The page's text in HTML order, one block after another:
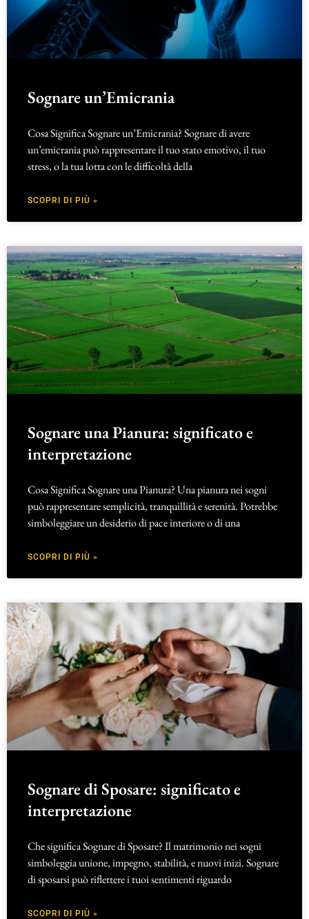
Sognare un’Emicrania
Cosa Significa Sognare un’Emicrania? Sognare di avere
un’emicrania può rappresentare il tuo stato emotivo, il tuo
stress, o la tua lotta con le difficoltà della
SCOPRI DI PIÙ »
Sognare una Pianura: significato e
interpretazione
Cosa Significa Sognare una Pianura? Una pianura nei sogni
può rappresentare semplicità, tranquillità e serenità. Potrebbe
simboleggiare un desiderio di pace interiore o di una
SCOPRI DI PIÙ »
Sognare di Sposare: significato e
interpretazione
Che significa Sognare di Sposare? Il matrimonio nei sogni
simboleggia unione, impegno, stabilità, e nuovi inizi. Sognare
di sposarsi può riflettere i tuoi sentimenti riguardo
SCOPRI DI PIÙ »